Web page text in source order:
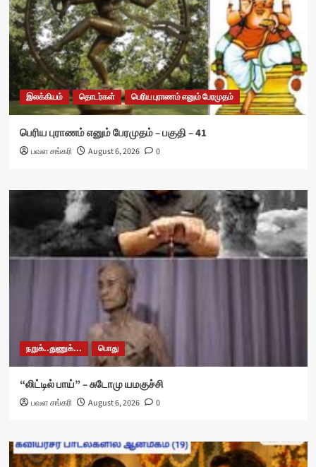
இலக்கியம் தொடர்கள் பெரிய புராணம் எனும் பேரமுதம்
பெரிய புராணம் எனும் பேரமுதம் – பகுதி – 41
பவள சங்கரி August 6, 2026 0
நறுக்..துணுக்... பொது
“லிட்டில் பாய்” – சுடோமு யமகுச்சி
பவள சங்கரி August 6, 2026 0